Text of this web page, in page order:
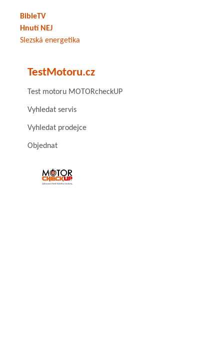
BibleTV
Hnutí NEJ
Slezská energetika
TestMotoru.cz
Test motoru MOTORcheckUP
Vyhledat servis
Vyhledat prodejce
Objednat